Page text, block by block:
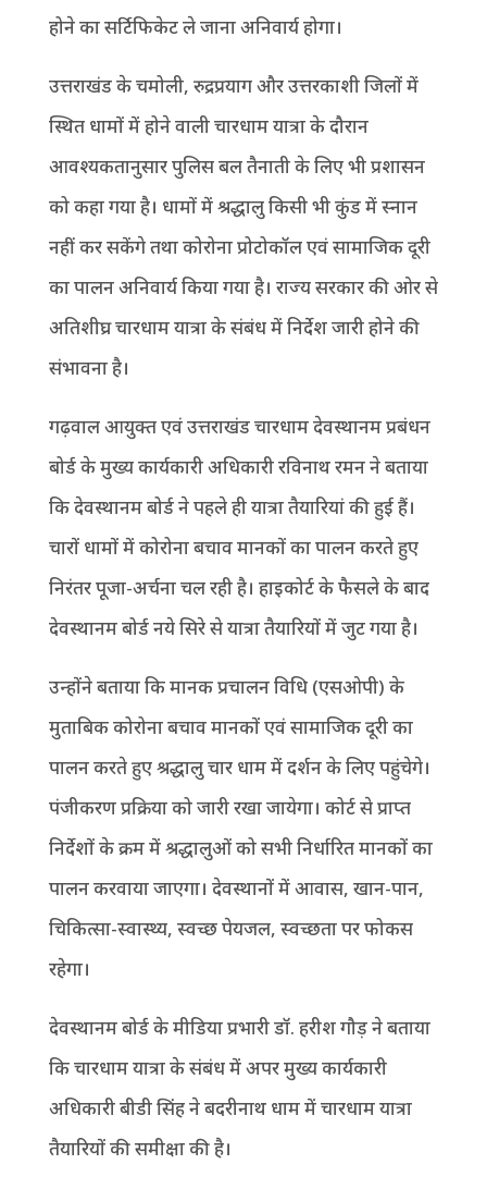
होने का सर्टिफिकेट ले जाना अनिवार्य होगा।
उत्तराखंड के चमोली, रुद्रप्रयाग और उत्तरकाशी जिलों में
स्थित धामों में होने वाली चारधाम यात्रा के दौरान
आवश्यकतानुसार पुलिस बल तैनाती के लिए भी प्रशासन
को कहा गया है। धामों में श्रद्धालु किसी भी कुंड में स्नान
नहीं कर सकेंगे तथा कोरोना प्रोटोकॉल एवं सामाजिक दूरी
का पालन अनिवार्य किया गया है। राज्य सरकार की ओर से
अतिशीघ्र चारधाम यात्रा के संबंध में निर्देश जारी होने की
संभावना है।
गढ़वाल आयुक्त एवं उत्तराखंड चारधाम देवस्थानम प्रबंधन
बोर्ड के मुख्य कार्यकारी अधिकारी रविनाथ रमन ने बताया
कि देवस्थानम बोर्ड ने पहले ही यात्रा तैयारियां की हुई हैं।
चारों धामों में कोरोना बचाव मानकों का पालन करते हुए
निरंतर पूजा-अर्चना चल रही है। हाइकोर्ट के फैसले के बाद
देवस्थानम बोर्ड नये सिरे से यात्रा तैयारियों में जुट गया है।
उन्होंने बताया कि मानक प्रचालन विधि (एसओपी) के
मुताबिक कोरोना बचाव मानकों एवं सामाजिक दूरी का
पालन करते हुए श्रद्धालु चार धाम में दर्शन के लिए पहुंचेगे।
पंजीकरण प्रक्रिया को जारी रखा जायेगा। कोर्ट से प्राप्त
निर्देशों के क्रम में श्रद्धालुओं को सभी निर्धारित मानकों का
पालन करवाया जाएगा। देवस्थानों में आवास, खान-पान,
चिकित्सा-स्वास्थ्य, स्वच्छ पेयजल, स्वच्छता पर फोकस
रहेगा।
देवस्थानम बोर्ड के मीडिया प्रभारी डॉ. हरीश गौड़ ने बताया
कि चारधाम यात्रा के संबंध में अपर मुख्य कार्यकारी
अधिकारी बीडी सिंह ने बदरीनाथ धाम में चारधाम यात्रा
तैयारियों की समीक्षा की है।